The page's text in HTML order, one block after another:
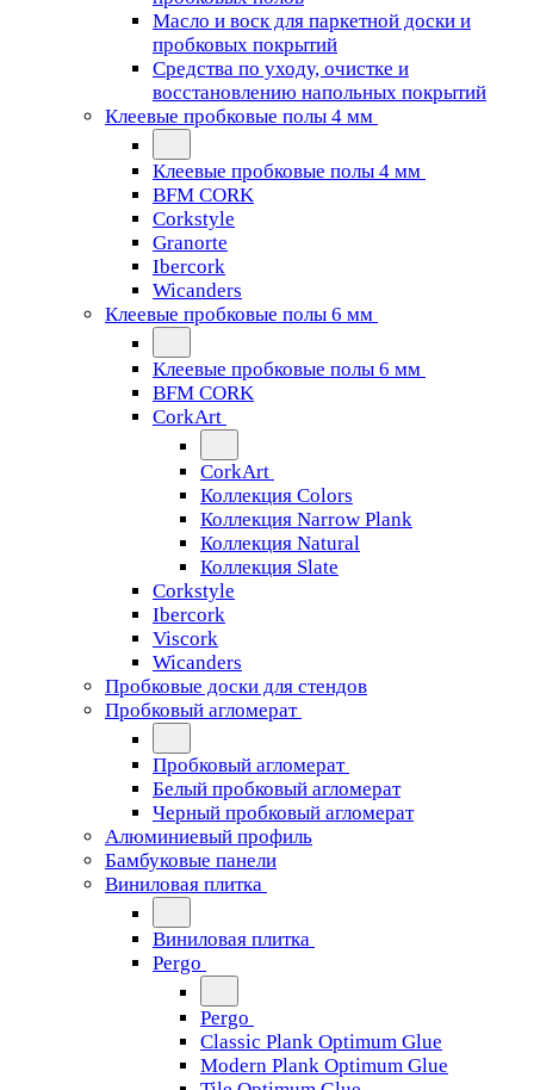
Масло и воск для паркетной доски и
пробковых покрытий
Средства по уходу, очистке и
восстановлению напольных покрытий
Клеевые пробковые полы 4 мм
Клеевые пробковые полы 4 мм
BFM CORK
Corkstyle
Granorte
Ibercork
Wicanders
Клеевые пробковые полы 6 мм
Клеевые пробковые полы 6 мм
BFM CORK
CorkArt
CorkArt
Коллекция Colors
Коллекция Narrow Plank
Коллекция Natural
Коллекция Slate
Corkstyle
Ibercork
Viscork
Wicanders
Пробковые доски для стендов
Пробковый агломерат
Пробковый агломерат
Белый пробковый агломерат
Черный пробковый агломерат
Алюминиевый профиль
Бамбуковые панели
Виниловая плитка
Виниловая плитка
Pergo
Pergo
Classic Plank Optimum Glue
Modern Plank Optimum Glue